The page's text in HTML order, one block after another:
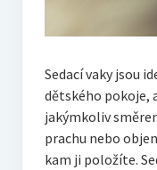
Sedací vaky jsou
dětského pokoje,
jakýmkoliv
prachu nebo
kam ji položíte.